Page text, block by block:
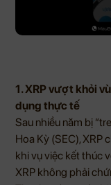
1. XRP vượt khỏi
dụng thực tế
Sau nhiều năm bị
Hoa Kỳ (SEC),
khi vụ việc kết thúc
XRP không phải